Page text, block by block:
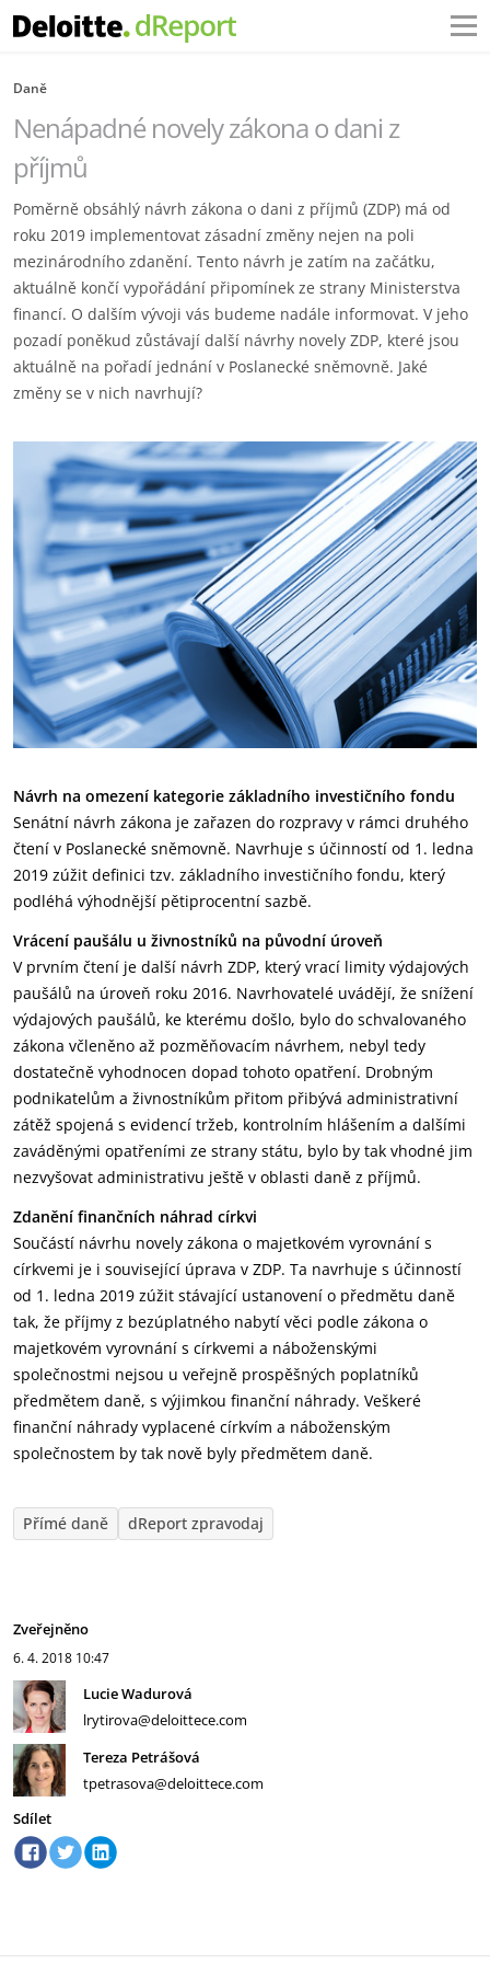
Daně
Nenápadné novely zákona o dani z
příjmů
Poměrně obsáhlý návrh zákona o dani z příjmů (ZDP) má od
roku 2019 implementovat zásadní změny nejen na poli
mezinárodního zdanění. Tento návrh je zatím na začátku,
aktuálně končí vypořádání připomínek ze strany Ministerstva
financí. O dalším vývoji vás budeme nadále informovat. V jeho
pozadí poněkud zůstávají další návrhy novely ZDP, které jsou
aktuálně na pořadí jednání v Poslanecké sněmovně. Jaké
změny se v nich navrhují?
Návrh na omezení kategorie základního investičního fondu
Senátní návrh zákona je zařazen do rozpravy v rámci druhého
čtení v Poslanecké sněmovně. Navrhuje s účinností od 1. ledna
2019 zúžit definici tzv. základního investičního fondu, který
podléhá výhodnější pětiprocentní sazbě.
Vrácení paušálu u živnostníků na původní úroveň
V prvním čtení je další návrh ZDP, který vrací limity výdajových
paušálů na úroveň roku 2016. Navrhovatelé uvádějí, že snížení
výdajových paušálů, ke kterému došlo, bylo do schvalovaného
zákona včleněno až pozměňovacím návrhem, nebyl tedy
dostatečně vyhodnocen dopad tohoto opatření. Drobným
podnikatelům a živnostníkům přitom přibývá administrativní
zátěž spojená s evidencí tržeb, kontrolním hlášením a dalšími
zaváděnými opatřeními ze strany státu, bylo by tak vhodné jim
nezvyšovat administrativu ještě v oblasti daně z příjmů.
Zdanění finančních náhrad církvi
Součástí návrhu novely zákona o majetkovém vyrovnání s
církvemi je i související úprava v ZDP. Ta navrhuje s účinností
od 1. ledna 2019 zúžit stávající ustanovení o předmětu daně
tak, že příjmy z bezúplatného nabytí věci podle zákona o
majetkovém vyrovnání s církvemi a náboženskými
společnostmi nejsou u veřejně prospěšných poplatníků
předmětem daně, s výjimkou finanční náhrady. Veškeré
finanční náhrady vyplacené církvím a náboženským
společnostem by tak nově byly předmětem daně.
Přímé daně dReport zpravodaj
Zveřejněno
6. 4. 2018 10:47
Lucie Wadurová
lrytirova@deloittece.com
Tereza Petrášová
tpetrasova@deloittece.com
Sdílet